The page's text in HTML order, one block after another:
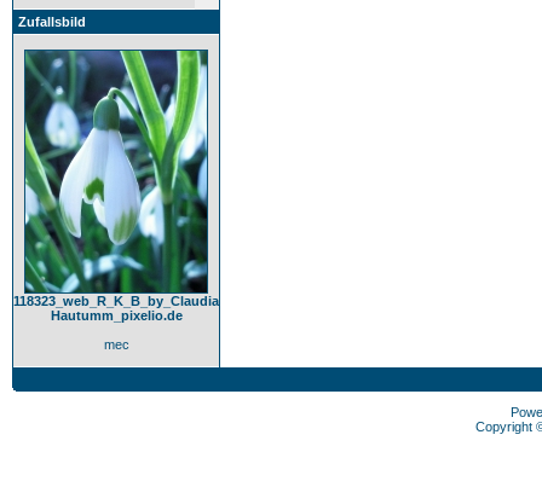
Zufallsbild
118323_web_R_K_B_by_Claudia
Hautumm_pixelio.de
mec
Copyright